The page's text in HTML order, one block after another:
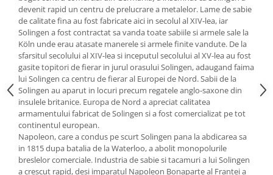
Oale si cratite
Tavi copt
Tigai
Vesela si tacamuri
Boluri
Farfurii
Scurgatoare vase
Seturi de tacamuri
Suporturi pentru tacamuri
Cani
devenit rapid un centru de prelucrare a metalelor. Lame de sabie
de calitate fina au fost fabricate aici in secolul al XIV-lea, iar
Solingen a fost contractat sa vanda toate sabiile si armele sale la
Köln unde erau atasate manerele si armele finite vandute. De la
sfarsitul secolului al XIV-lea si inceputul secolului al XV-lea au fost
gasite topitori de fierar in jurul orasului Solingen, adaugand faima
lui Solingen ca centru de fierar al Europei de Nord. Sabii de la
Solingen au aparut in locuri precum regatele anglo-saxone din
insulele britanice. Europa de Nord a apreciat calitatea
armamentului fabricat de Solingen si a fost comercializat pe tot
continentul european.
Napoleon, care a condus pe scurt Solingen pana la abdicarea sa
in 1815 dupa batalia de la Waterloo, a abolit monopolurile
breslelor comerciale. Industria de sabie si tacamuri a lui Solingen
a crescut rapid, desi imparatul Napoleon Bonaparte al Frantei a